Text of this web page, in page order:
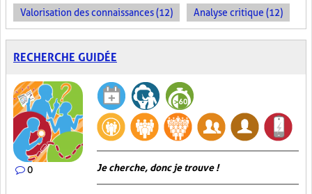
Valorisation des connaissances (12) Analyse critique (12)
RECHERCHE GUIDÉE
0 Je cherche, donc je trouve !